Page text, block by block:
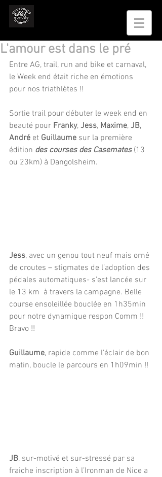
L'amour est dans le pré
Entre AG, trail, run and bike et carnaval,
le Week end était riche en émotions
pour nos triathlètes !!
Sortie trail pour débuter le week end en
beauté pour Franky, Jess, Maxime, JB,
André et Guillaume sur la première
édition des courses des Casemates (13
ou 23km) à Dangolsheim.
Jess, avec un genou tout neuf mais orné
de croutes – stigmates de l’adoption des
pédales automatiques- s’est lancée sur
le 13 km  à travers la campagne. Belle
course ensoleillée bouclée en 1h35min
pour notre dynamique respon Comm !!
Bravo !!
Guillaume, rapide comme l’éclair de bon
matin, boucle le parcours en 1h09min !!
JB, sur-motivé et sur-stressé par sa
fraiche inscription à l’Ironman de Nice a